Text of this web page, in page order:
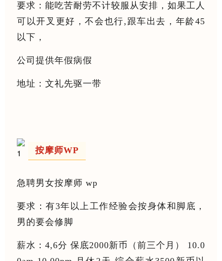
要求：能吃苦耐劳不计较服从安排，如果工人
可以开叉更好，不会也行,跟车出去，年龄45
以下，
公司提供年假病假
地址：文礼先驱一带
按摩师WP
急聘男女按摩师 wp
要求：有3年以上工作经验会按身体和脚底，
男的要会修脚
薪水：4,6分 保底2000新币（前三个月） 10.0